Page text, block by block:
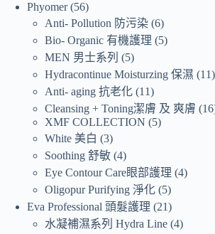
Phyomer 56
Anti- Pollution 防污染 6
Bio- Organic 有機護理
5
MEN 男士系列
5
Hydracontinue Moisturzing 保濕
11
Anti- aging 抗老化 11
Cleansing + Toning潔膚 及 爽膚
16
XMF COLLECTION
5
White 美白
3
Soothing 舒敏 4
Eye Contour Care眼部護理 4
Oligopur Purifying 淨化 5
Eva Professional 頭髮護理
21
水凝補濕系列 Hydra Line 4